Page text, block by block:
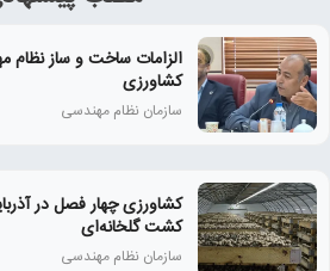
الزامات ساخت و ساز
کشاورزی
سازمان نظام مهندسی
کشاورزی چهار فصل در
کشت گلخانه‌ای
سازمان نظام مهندسی